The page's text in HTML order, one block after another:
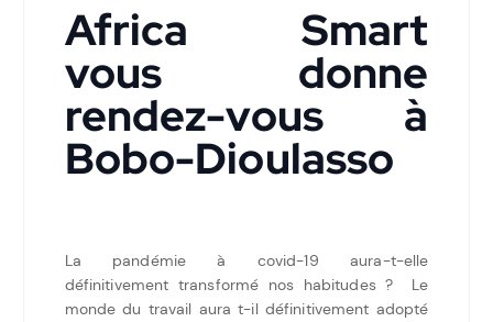
Africa Smart
vous donne
rendez-vous à
Bobo-Dioulasso
La pandémie à covid-19 aura-t-elle
définitivement transformé nos habitudes ? Le
monde du travail aura t-il définitivement adopté